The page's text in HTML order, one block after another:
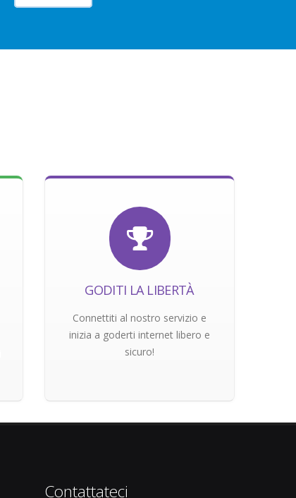
GODITI LA LIBERTÀ
Connettiti al nostro servizio e
inizia a goderti internet libero e
sicuro!
Contattateci